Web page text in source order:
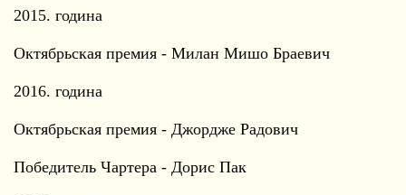
2015. година
Октябрьская премия - Милан Мишо Браевич
2016. година
Октябрьская премия - Джордже Радович
Победитель Чартера - Дорис Пак